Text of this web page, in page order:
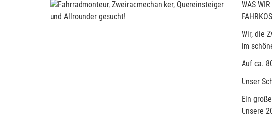
WAS
Wir, die
im
Auf ca.
Unser
Ein
Unsere